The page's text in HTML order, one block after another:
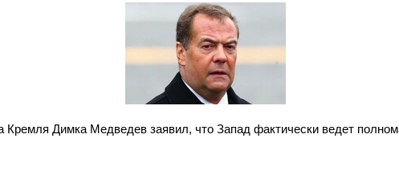
Кремля Димка Медведев заявил, что Запад фактически ведет